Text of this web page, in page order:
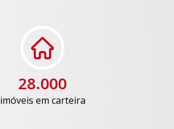
28.000
imóveis em carteira